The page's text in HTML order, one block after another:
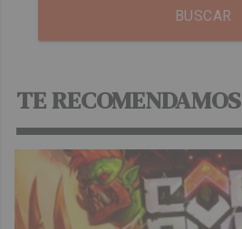
BUSCAR
TE RECOMENDAMOS